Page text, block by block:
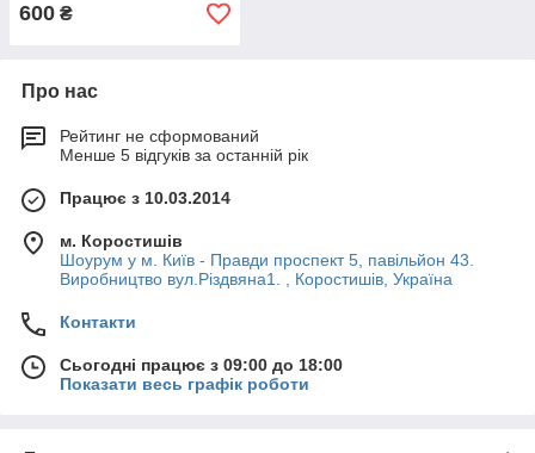
600 ₴
Про нас
Рейтинг не сформований
Менше 5 відгуків за останній рік
Працює з 10.03.2014
м. Коростишів
Шоурум у м. Київ - Правди проспект 5, павільйон 43.
Виробництво вул.Різдвяна1. , Коростишів, Україна
Контакти
Сьогодні працює з 09:00 до 18:00
Показати весь графік роботи